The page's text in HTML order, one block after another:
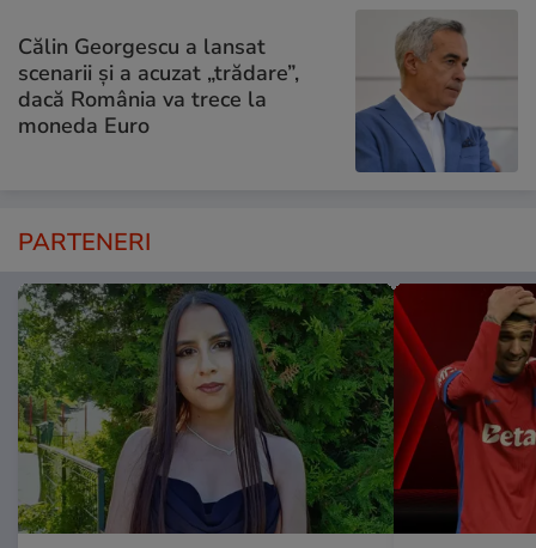
Călin Georgescu a lansat
scenarii și a acuzat „trădare”,
dacă România va trece la
moneda Euro
PARTENERI